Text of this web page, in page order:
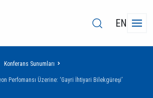
EN
Konferans Sunumları
Perfomansı Üzerine: ‘Gayri İhtiyari Bilekgüreşi’